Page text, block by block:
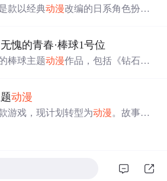
款以经典动漫改编的日系角色扮演
抓】和【橡皮·攻城炮】。技能连招
段普攻+【橡皮·抓】+【橡皮·攻城
卫名刀系列】和【被称为“暴君”】
。
愧的青春·棒球1号位
棒球主题动漫作品，包括《钻石王
动漫
游戏，现计划转型为动漫。故事分